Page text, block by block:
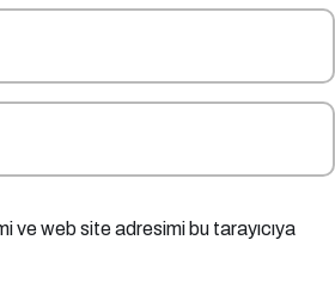
ve web site adresimi bu tarayıcıya